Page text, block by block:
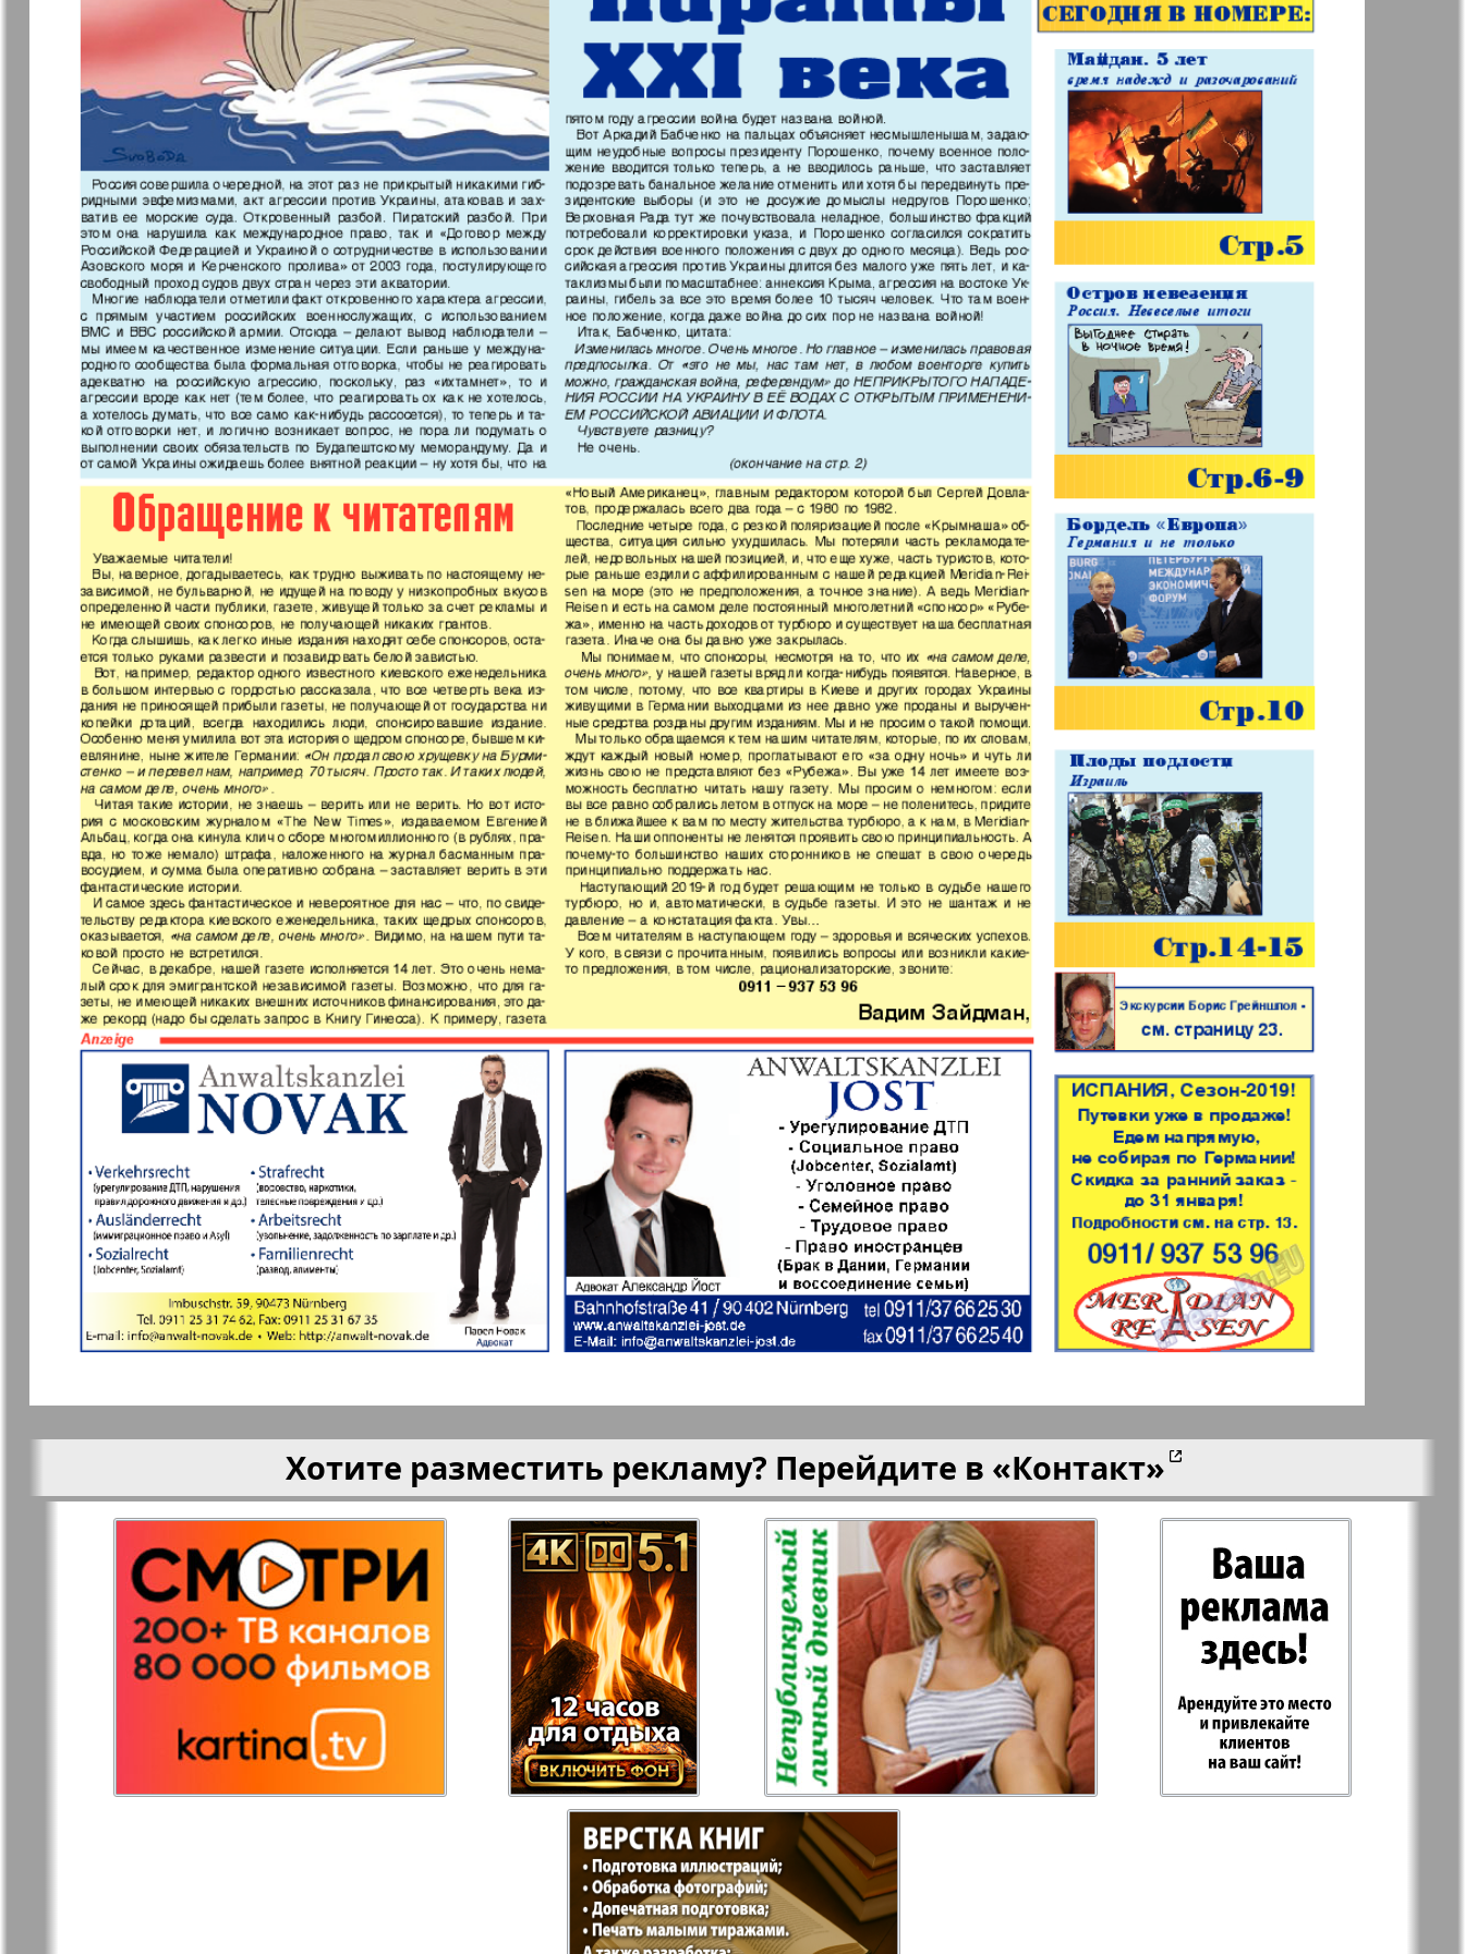
Архив необновляющихся на сайте изданий
7плюс7я Авангард АйБолит Акцент Анонс
Антенна
Аргументы и
факты Европа
Аугсбург-сити Афиша Augsburg Бизнес
Бизнес парк Будь здоров Ваша газета Вести Вестник-info
Вечерняя газета
Вечное
сокровище
Восточная
Германия
Восточный
курьер
Wadim
Германия плюс Диалог Дом и семья
кулинар
Домашний
ресторан
Еврейская газета
Еврейская
панорама
Европа экспресс Жасмин Жизнь женщины
Закон и люди
Зарубежные
записки
Здоровье Идеальная фирма Известия BW
Изюм iDEAL Карьера Катюша Кенгуру
Клан КП в Европе Крот в Германии Кругозор Кругозор плюс!
Kulinar TV Kurorte aktuell LDK по-русски Life in Франкфурт М-City
Мила
Мир отдыха и
здоровья
My City Frankfurt
am Main
Наш мир
Наша марка Наше Турбюро Нескучная газета Новая Wолна Норд
Объектив EU Остров там и тут
Ost-West
Panorama
Отдыхай-Купи-
продай
Партнер-север
Парус Переселенец Подруга
PRO Women
Europe
Районка-Nord-Ost-
Bremen-NRW
Германия
Рейнская газета Рецепты здоровья Heimat-Родина Рубеж
Русская Газета Русская Мысль
Русский Баден-
Вюртемберг
Рыбалка Plus RusHaus
Светлана в
Свой дом Семейная газета Слово и дело
Торговый Центр Точка DE
У нас в Гамбурге Флирт
Экспресс газета Эрудит-Экстра
Хотите разместить рекламу? Перейдите в «Контакт»